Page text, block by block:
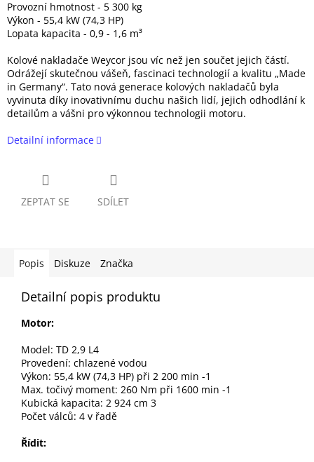
Provozní hmotnost - 5 300 kg
Výkon - 55,4 kW (74,3 HP)
Lopata kapacita - 0,9 - 1,6 m³
Kolové nakladače Weycor jsou víc než jen součet jejich částí.
Odrážejí skutečnou vášeň, fascinaci technologií a kvalitu „Made
in Germany“. Tato nová generace kolových nakladačů byla
vyvinuta díky inovativnímu duchu našich lidí, jejich odhodlání k
detailům a vášni pro výkonnou technologii motoru.
Detailní informace
ZEPTAT SE SDÍLET
Popis Diskuze Značka
Detailní popis produktu
Motor:
Model: TD 2,9 L4
Provedení: chlazené vodou
Výkon: 55,4 kW (74,3 HP) při 2 200 min -1
Max. točivý moment: 260 Nm při 1600 min -1
Kubická kapacita: 2 924 cm 3
Počet válců: 4 v řadě
Řídit: